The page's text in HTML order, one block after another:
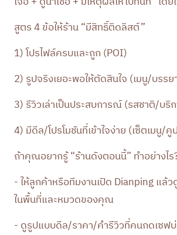
สูตร 4 ข้อให้ร้าน “มีสิทธิ์ติดลิสต์”
1) โปรไฟล์ครบและถูก (POI)
2) รูปจริงเยอะพอให้ตัดสินใจ (เมนู/บรร
3) รีวิวเล่าเป็นประสบการณ์ (รสชาติ/บริ
4) มีดีล/โปรโมชันที่เข้าใจง่าย (เซ็ตเมนู/คู
ถ้าคุณอยากรู้ “ร้านดังตอนนี้” ทำอย่างไร
- ให้ลูกค้าหรือทีมงานเปิด Dianping แล้
ในพื้นที่และหมวดของคุณ
- ดูรูปแบบดีล/ราคา/คำรีวิวที่คนกดเซฟบ่